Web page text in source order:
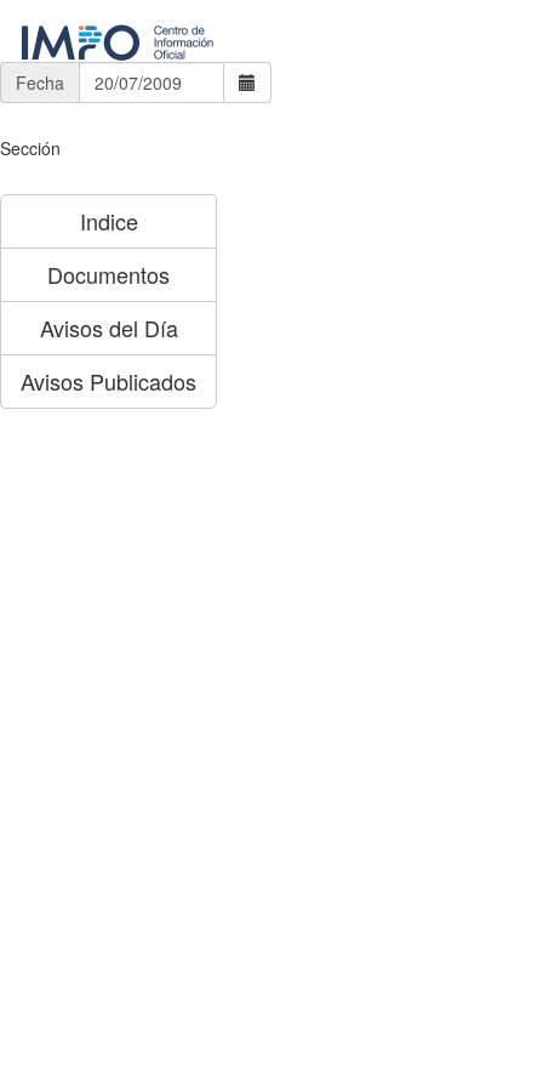
Fecha
Sección
Indice
Documentos
Avisos del Día
Avisos Publicados